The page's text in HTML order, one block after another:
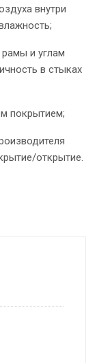
внутри
и углам
в стыках
покрытием;
открытие.